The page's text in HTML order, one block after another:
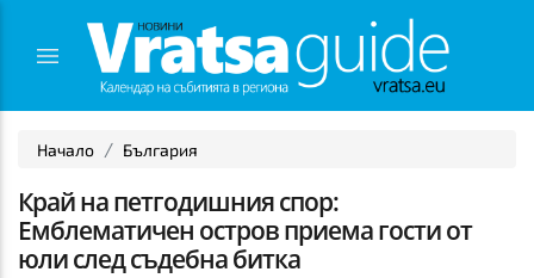
Начало България
Край на петгодишния спор:
Емблематичен остров приема гости от
юли след съдебна битка